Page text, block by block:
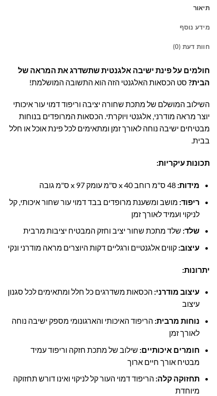
תיאור
מידע נוסף
חוות דעת (0)
חולמים על פינת ישיבה אלגנטית שתשדרג את המראה של
הבית? סט הכסאות האלגנטי הזה הוא התשובה המושלמת!
השילוב המושלם של מתכת שחורה יציבה וריפוד דמוי עור איכותי
יוצר מראה מודרני, אלגנטי ויוקרתי. הכסאות המרופדים בנוחות
מבטיחים ישיבה נוחה לאורך זמן ומתאימים לכל פינת אוכל או חלל
בבית.
תכונות עיקריות:
מידות:
ריפוד: מושב ומשענת מרופדים בבד דמוי עור שחור איכותי, קל
לניקוי ועמיד לאורך זמן
שלד: שלד מתכת שחור יציב וחזק המבטיח יציבות מרבית
עיצוב: קווים אלגנטיים ורגליים דקות היוצרים מראה מודרני ונקי
יתרונות:
עיצוב מודרני: הכסאות משדרגים כל חלל ומתאימים לכל סגנון
עיצוב
נוחות מרבית: הריפוד האיכותי והארגונומי מספק ישיבה נוחה
לאורך זמן
חומרים איכותיים: שילוב של מתכת חזקה וריפוד עמיד
מבטיח אורך חיים ארוך
תחזוקה קלה: הריפוד דמוי העור קל לניקוי ואינו דורש תחזוקה
מיוחדת